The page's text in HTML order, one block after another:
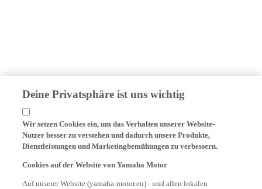
Deine Privatsphäre ist uns wichtig
Nutzer besser zu verstehen und dadurch unsere Produkte,
Dienstleistungen und Marketingbemühungen zu verbessern.